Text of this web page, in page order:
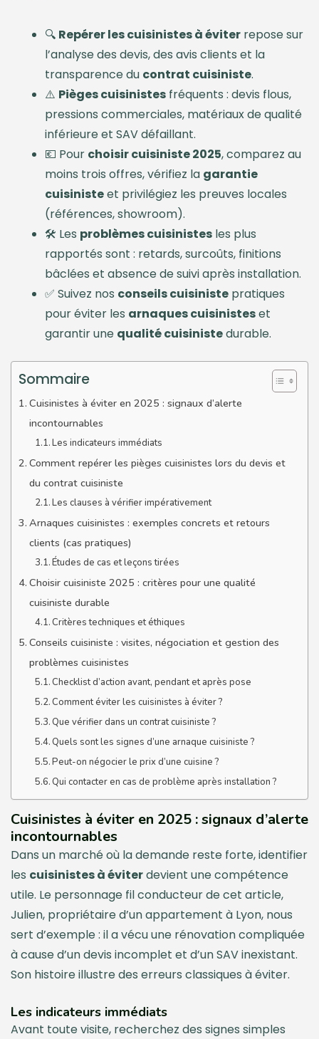
🔍 Repérer les cuisinistes à éviter repose sur
l’analyse des devis, des avis clients et la
transparence du contrat cuisiniste.
⚠️ Pièges cuisinistes fréquents : devis flous,
pressions commerciales, matériaux de qualité
inférieure et SAV défaillant.
💶 Pour choisir cuisiniste 2025, comparez au
moins trois offres, vérifiez la garantie
cuisinisteet privilégiez les preuves locales
(références, showroom).
🛠️ Les problèmes cuisinistes les plus
rapportés sont : retards, surcoûts, finitions
bâclées et absence de suivi après installation.
✅ Suivez nos conseils cuisiniste pratiques
pour éviter les arnaques cuisinisteset
garantir une qualité cuisinistedurable.
Sommaire
Cuisinistes à éviter en 2025 : signaux d’alerte
incontournables
Les indicateurs immédiats
Comment repérer les pièges cuisinistes lors du devis et
du contrat cuisiniste
Les clauses à vérifier impérativement
Arnaques cuisinistes : exemples concrets et retours
clients (cas pratiques)
Études de cas et leçons tirées
Choisir cuisiniste 2025 : critères pour une qualité
cuisiniste durable
Critères techniques et éthiques
Conseils cuisiniste : visites, négociation et gestion des
problèmes cuisinistes
Checklist d’action avant, pendant et après pose
Comment éviter les cuisinistes à éviter ?
Que vérifier dans un contrat cuisiniste ?
Quels sont les signes d’une arnaque cuisiniste ?
Peut-on négocier le prix d’une cuisine ?
Qui contacter en cas de problème après installation ?
Cuisinistes à éviter en 2025 : signaux d’alerte
incontournables
Dans un marché où la demande reste forte, identifier
les cuisinistes à éviterdevient une compétence
utile. Le personnage fil conducteur de cet article,
Julien, propriétaire d’un appartement à Lyon, nous
sert d’exemple : il a vécu une rénovation compliquée
à cause d’un devis incomplet et d’un SAV inexistant.
Son histoire illustre des erreurs classiques à éviter.
Les indicateurs immédiats
Avant toute visite, recherchez des signes simples